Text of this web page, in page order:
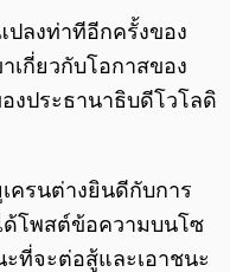
ปลงท่าทีอีกครั้งของ
เกี่ยวกับโอกาสของ
งประธานาธิบดีโวโลดิ
ครนต่างยินดีกับการ
ด้โพสต์ข้อความบนโซ
ะที่จะต่อสู้และเอาชนะ